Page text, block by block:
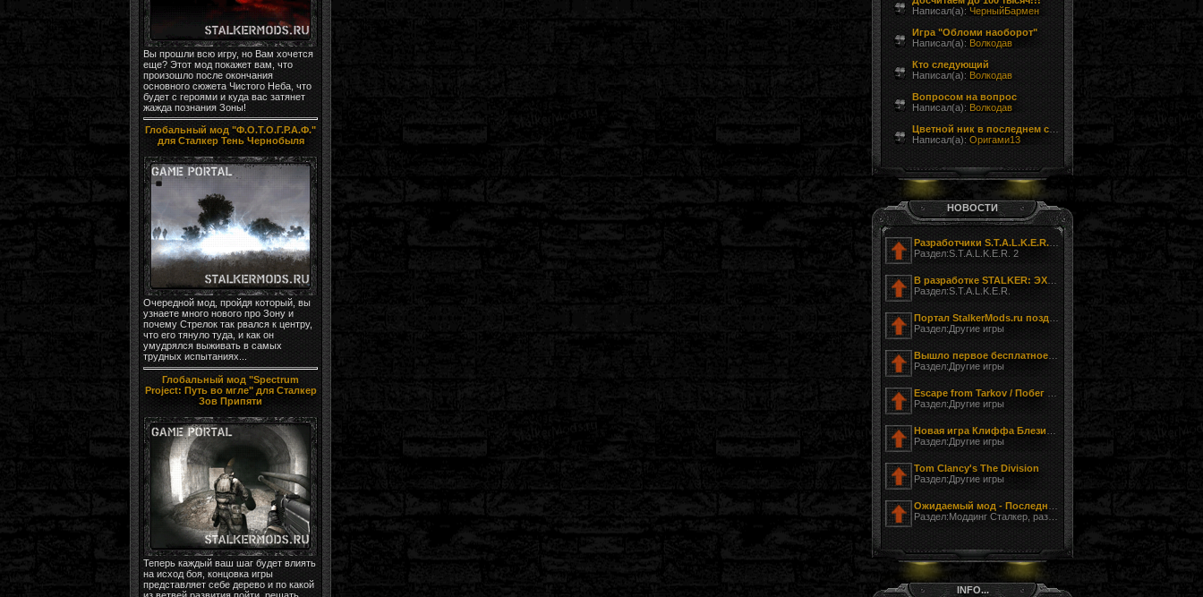
Вы прошли всю игру, но Вам хочется
еще? Этот мод покажет вам, что
произошло после окончания
основного сюжета Чистого Неба, что
будет с героями и куда вас затянет
жажда познания Зоны!
Глобальный мод "Ф.О.Т.О.Г.Р.А.Ф."
для Сталкер Тень Чернобыля
Очередной мод, пройдя который, вы
узнаете много нового про Зону и
почему Стрелок так рвался к центру,
что его тянуло туда, и как он
умудрялся выживать в самых
трудных испытаниях...
Глобальный мод "Spectrum
Project: Путь во мгле" для Сталкер
Зов Припяти
Теперь каждый ваш шаг будет влиять
на исход боя, концовка игры
представляет себе дерево и по какой
Написал(а): ЧерныйБармен
Игра "Обломи наоборот"
Написал(а): Волкодав
Кто следующий
Написал(а): Волкодав
Вопросом на вопрос
Написал(а): Волкодав
Написал(а): Оригами13
НОВОСТИ
Раздел:S.T.A.L.K.E.R. 2
Раздел:S.T.A.L.K.E.R.
Раздел:Другие игры
Раздел:Другие игры
Раздел:Другие игры
Раздел:Другие игры
Tom Clancy's The Division
Раздел:Другие игры
Раздел:Моддинг Сталкер, разработка модов
INFO...